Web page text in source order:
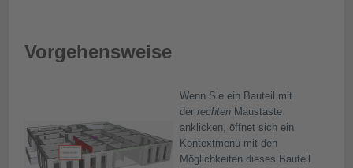
Vorgehensweise
Wenn Sie ein Bauteil mit
der rechten Maustaste
anklicken, öffnet sich ein
Kontextmenü mit den
Möglichkeiten dieses Bauteil